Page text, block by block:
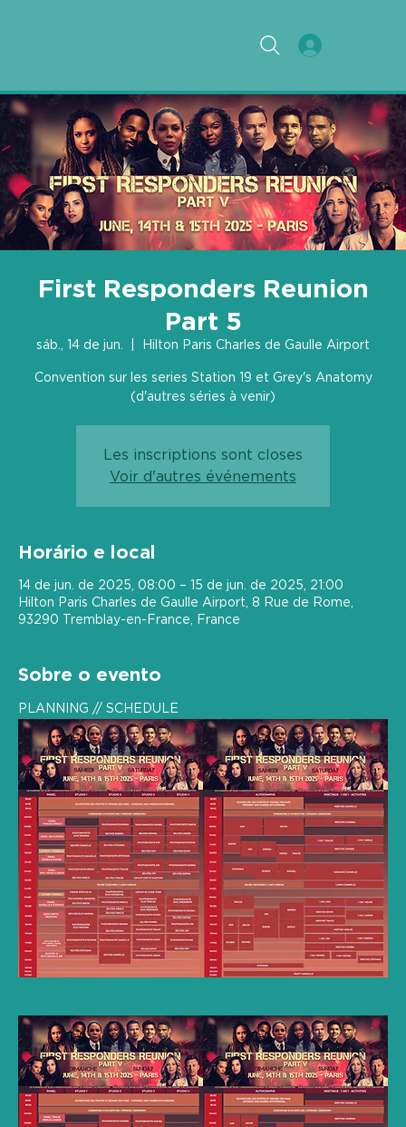
First Responders Reunion
Part 5
sáb., 14 de jun. Hilton Paris Charles de Gaulle Airport
Convention sur les series Station 19 et Grey's Anatomy
(d'autres séries à venir)
Les inscriptions sont closes
Voir d'autres événements
Horário e local
14 de jun. de 2025, 08:00 – 15 de jun. de 2025, 21:00
Hilton Paris Charles de Gaulle Airport, 8 Rue de Rome,
93290 Tremblay-en-France, France
Sobre o evento
PLANNING // SCHEDULE